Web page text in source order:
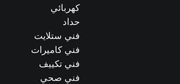
كهربائي
حداد
فني ستلايت
فني كاميرات
فني تكييف
فني صحي